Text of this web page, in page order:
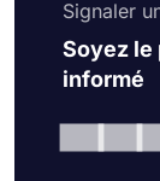
Signaler
Soyez le
informé